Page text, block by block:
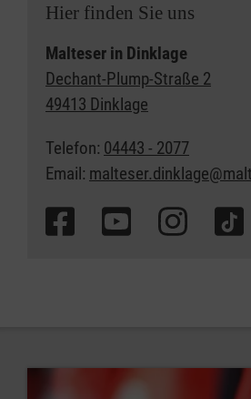
Hier finden Sie uns
Malteser in Dinklage
Dechant-Plump-Straße 2
49413 Dinklage
Telefon: 04443 - 2077
Email: